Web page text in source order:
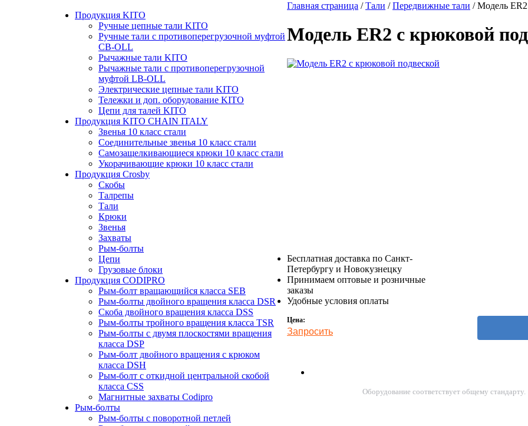
Продукция KITO
Ручные цепные тали KITO
Ручные тали с противоперегрузочной муфтой
СВ-OLL
Рычажные тали KITO
Рычажные тали с противоперегрузочной
муфтой LB-OLL
Электрические цепные тали KITO
Тележки и доп. оборудование KITO
Цепи для талей KITO
Продукция KITO CHAIN ITALY
Звенья 10 класс стали
Соединительные звенья 10 класс стали
Самозащелкивающиеся крюки 10 класс стали
Укорачивающие крюки 10 класс стали
Продукция Crosby
Скобы
Талрепы
Тали
Крюки
Звенья
Захваты
Рым-болты
Цепи
Грузовые блоки
Продукция CODIPRO
Рым-болт вращающийся класса SEB
Рым-болты двойного вращения класса DSR
Скоба двойного вращения класса DSS
Рым-болты тройного вращения класса TSR
Рым-болты с двумя плоскостями вращения
класса DSP
Рым-болт двойного вращения с крюком
класса DSH
Рым-болт с откидной центральной скобой
класса CSS
Магнитные захваты Codipro
Рым-болты
Рым-болты с поворотной петлей
Главная страница /Тали /Передвижные тали /Модель
Модель ER2 с крюковой
Бесплатная доставка по Санкт-
Петербургу и Новокузнецку
Принимаем оптовые и розничные
заказы
Удобные условия оплаты
Цена:
Запросить
Оборудование соответствует общему стандарту.